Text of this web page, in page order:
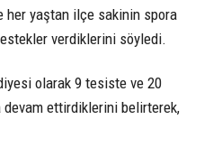
her yaştan ilçe sakinin spora
verdiklerini söyledi.
olarak 9 tesiste ve 20
devam ettirdiklerini belirterek,